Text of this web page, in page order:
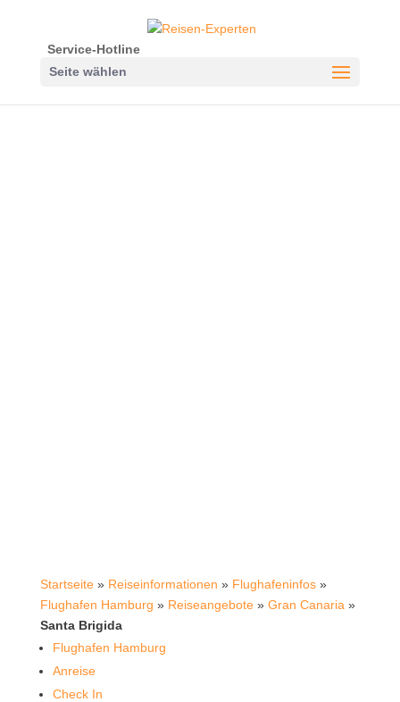
Service-Hotline
Seite wählen
Startseite» Reiseinformationen » Flughafeninfos»
Flughafen Hamburg » Reiseangebote» Gran Canaria »
Santa Brigida
Flughafen Hamburg
Anreise
Check In